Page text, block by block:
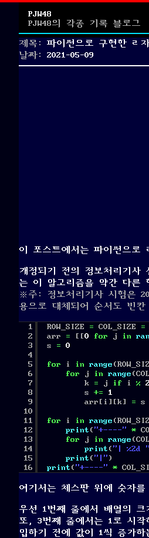
PJW48
PJW48의 각종 기록 블로그
제목:
파이썬으로 구현한 ㄹ
날짜:
Posted
on
2021-05-09
이 포스트에서는 파이썬으로
개정되기 전의 정보처리기사
는 이 알고리즘을 약간 다른
※주: 정보처리기사 시험은
용으로 대체되어 순서도 빈
1
2
3
4
5
6
7
8
9
10
11
12
13
14
15
16
ROW_SIZE = COL_SIZE =
arr = [[0 for j in
s = 0
for
i in range
for
j in range
k = j if i % 2
s +=
1
arr[i][k] = s
for
i in range
print("+----" *
for
j in range
print("| %2d "
print("|")
print("+----" *
여기서는 체스판 위에 숫자
우선 1번째 줄에서 배열의
또, 3번째 줄에서는 1로 시
입하기 전에 값이 1씩 증가하